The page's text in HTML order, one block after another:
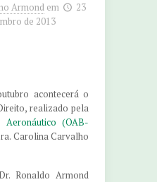
Armond em
23
de 2013
acontecerá o
realizado pela
(OAB-
Carolina Carvalho
Ronaldo Armond